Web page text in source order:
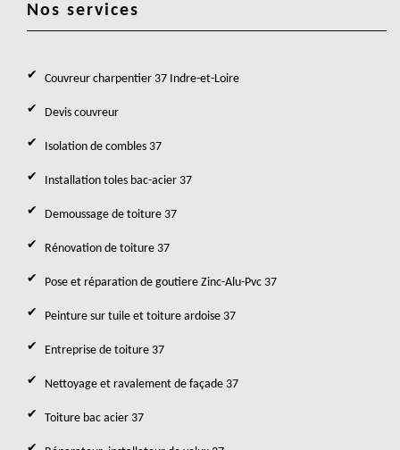
Nos services
Couvreur charpentier 37 Indre-et-Loire
Devis couvreur
Isolation de combles 37
Installation toles bac-acier 37
Demoussage de toiture 37
Rénovation de toiture 37
Pose et réparation de goutiere Zinc-Alu-Pvc 37
Peinture sur tuile et toiture ardoise 37
Entreprise de toiture 37
Nettoyage et ravalement de façade 37
Toiture bac acier 37